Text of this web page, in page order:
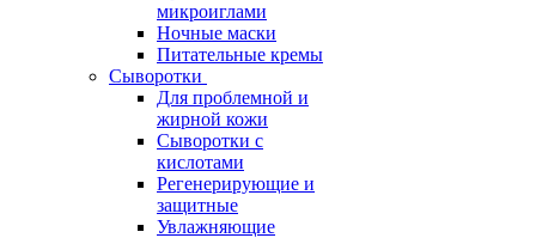
микроиглами
Ночные маски
Питательные кремы
Сыворотки
Для проблемной и
жирной кожи
Сыворотки с
кислотами
Регенерирующие и
защитные
Увлажняющие